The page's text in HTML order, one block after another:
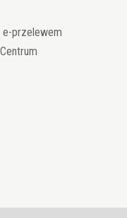
e-przelewem